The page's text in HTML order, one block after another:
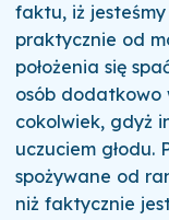
faktu, iż
praktycznie od
położenia się
osób dodatkowo
cokolwiek, gdyż
uczuciem głodu.
spożywane od
niż faktycznie